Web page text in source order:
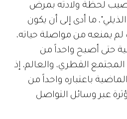
لحظة ولادته بمرض
ما أدى إلى أن يكون
يمنعه من مواصلة حياته،
حتى أصبح واحداً من
القطري، والعالم، إذ
باعتباره واحداً من
عبر وسائل التواصل